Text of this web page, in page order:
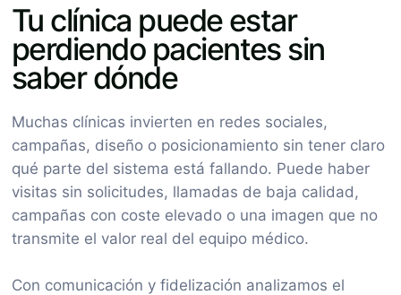
Tu clínica puede estar
perdiendo pacientes sin
saber dónde
Muchas clínicas invierten en redes sociales,
campañas, diseño o posicionamiento sin tener claro
qué parte del sistema está fallando. Puede haber
visitas sin solicitudes, llamadas de baja calidad,
campañas con coste elevado o una imagen que no
transmite el valor real del equipo médico.
Con comunicación y fidelización analizamos el